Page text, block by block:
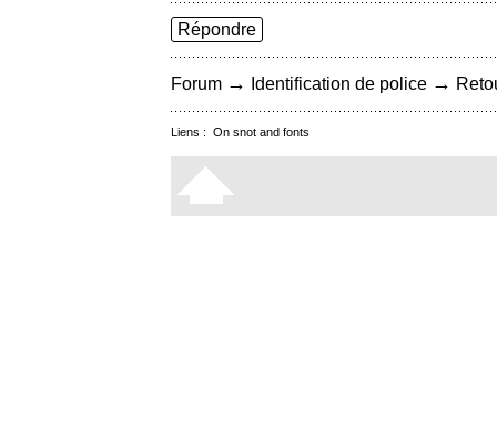
Répondre
Forum → Identification de police →
Liens : On snot and fonts